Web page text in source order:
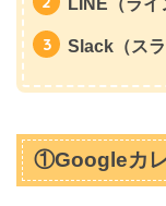
LINE（ライ
Slack（スラ
①Googleカ